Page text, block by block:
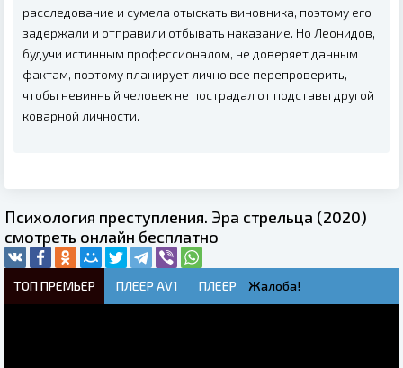
расследование и сумела отыскать виновника, поэтому его
задержали и отправили отбывать наказание. Но Леонидов,
будучи истинным профессионалом, не доверяет данным
фактам, поэтому планирует лично все перепроверить,
чтобы невинный человек не пострадал от подставы другой
коварной личности.
Психология преступления. Эра стрельца (2020)
смотреть онлайн бесплатно
ТОП ПРЕМЬЕР ПЛЕЕР AV1 ПЛЕЕР Жалоба!